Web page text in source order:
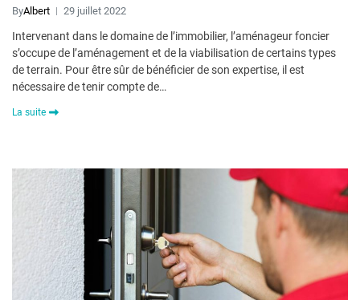
ByAlbert 29 juillet 2022
Intervenant dans le domaine de l’immobilier, l’aménageur foncier
s’occupe de l’aménagement et de la viabilisation de certains types
de terrain. Pour être sûr de bénéficier de son expertise, il est
nécessaire de tenir compte de…
La suite